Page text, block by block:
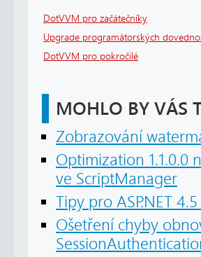
DotVVM pro začátečníky
Upgrade programátorských
DotVVM pro pokročilé
MOHLO BY VÁS
Zobrazování
Optimization 1.1.0.0
ve ScriptManager
Tipy pro ASP.NET
Ošetření chyby